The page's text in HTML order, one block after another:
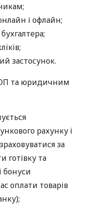
і офлайн;
застосунок.
та юридичним
рахунку і
за
готівку та
бонуси
оплати товарів